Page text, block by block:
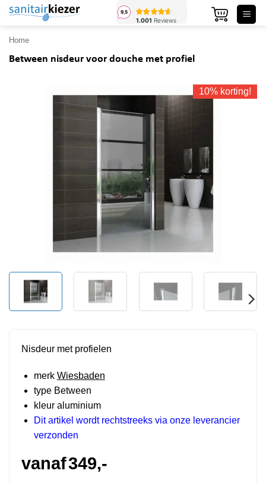
Ga
inhoud
Home
Between nisdeur voor douche met profiel
10% korting!
Nisdeur met profielen
merk Wiesbaden
type Between
kleur aluminium
Dit artikel wordt rechtstreeks via onze leverancier
verzonden
vanaf349,-